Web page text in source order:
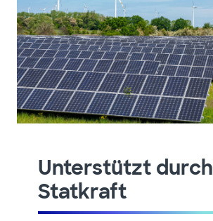
Unterstützt durch
Statkraft